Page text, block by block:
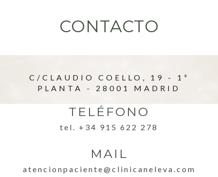
CONTACTO
C/CLAUDIO COELLO, 19 - 1ª
PLANTA - 28001 MADRID
TELÉFONO
tel. +34 915 622 278
MAIL
atencionpaciente@clinicaneleva.com